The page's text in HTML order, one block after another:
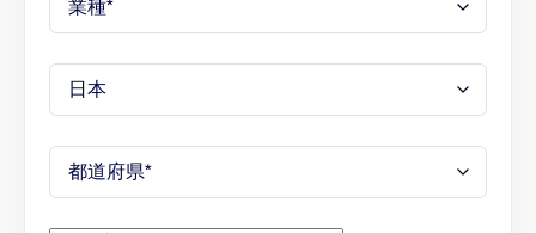
Hub
Zoomファイルを1か所に集約
高度なAIノードとツールを使用した、Zoomやサ
ードパーティのアプリケーションへのアクセスを
備えたワークフロー
ワークフローテンプレートとパーソナルライブラ
AI Productivity Suite
Slides、Sheets、Paper、Canvas